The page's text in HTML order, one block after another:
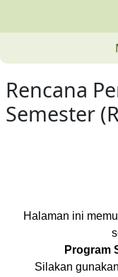
Rencana
Semester
Halaman ini
Program
Silakan